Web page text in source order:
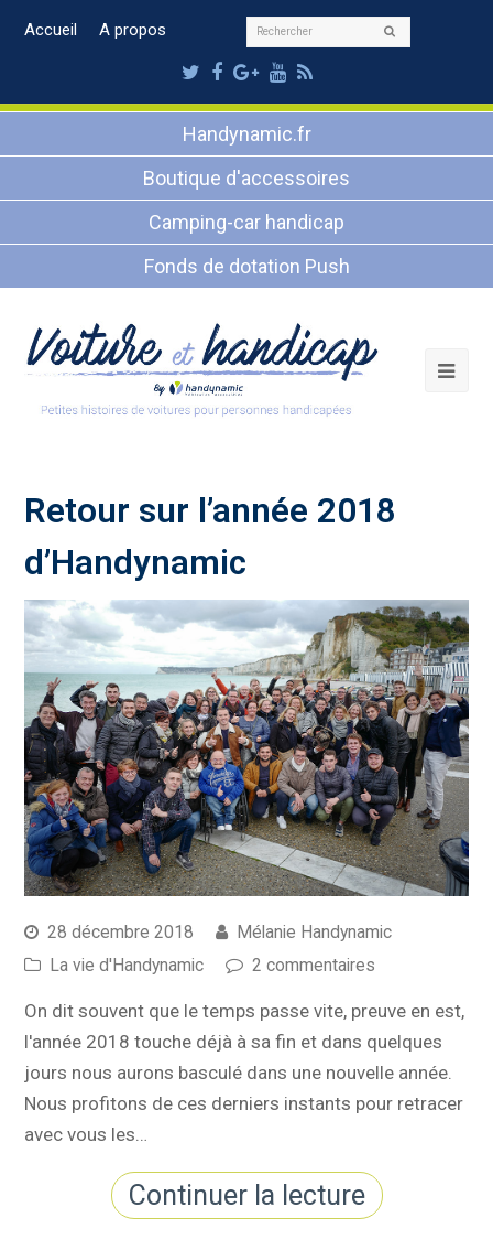
Accueil A propos Rechercher
Twitter
Facebook
Google
Plus
Youtube
RSS
Handynamic.fr
Boutique d'accessoires
Camping-car handicap
Fonds de dotation Push
Retour sur l’année 2018
d’Handynamic
28 décembre 2018
Mélanie Handynamic
La vie d'Handynamic
2 commentaires
On dit souvent que le temps passe vite, preuve en est,
l'année 2018 touche déjà à sa fin et dans quelques
jours nous aurons basculé dans une nouvelle année.
Nous profitons de ces derniers instants pour retracer
avec vous les…
Continuer la lecture